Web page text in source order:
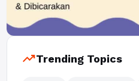
trending_upTrending Topics